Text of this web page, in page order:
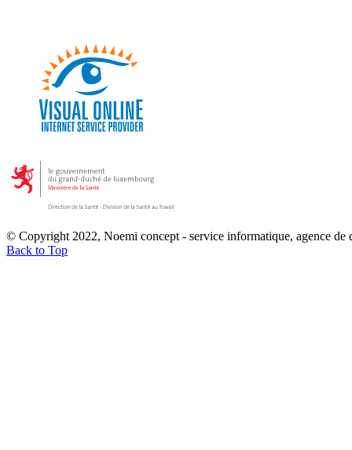
© Copyright 2022, Noemi concept - service informatique, agence
Back to Top